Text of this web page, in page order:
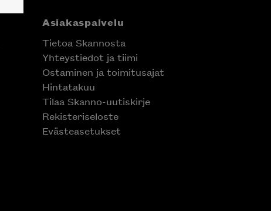
Asiakaspalvelu
Tietoa Skannosta
Yhteystiedot ja tiimi
Ostaminen ja toimitusajat
Hintatakuu
Tilaa Skanno-uutiskirje
Rekisteriseloste
Evästeasetukset